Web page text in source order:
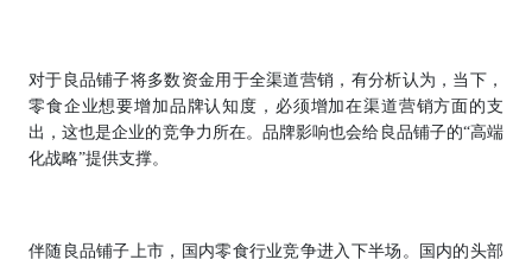
对于良品铺子将多数资金用于全渠道营销，有分析认为，当下，
零食企业想要增加品牌认知度，必须增加在渠道营销方面的支
出，这也是企业的竞争力所在。品牌影响也会给良品铺子的“高端
化战略”提供支撑。
伴随良品铺子上市，国内零食行业竞争进入下半场。国内的头部